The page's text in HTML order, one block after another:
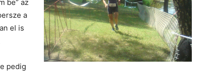
be” az
a
el is
pedig